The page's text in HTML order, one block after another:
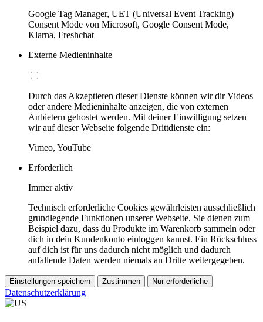
Google Tag Manager, UET (Universal Event Tracking)
Consent Mode von Microsoft, Google Consent Mode,
Klarna, Freshchat
Externe Medieninhalte
Durch das Akzeptieren dieser Dienste können wir dir Videos
oder andere Medieninhalte anzeigen, die von externen
Anbietern gehostet werden. Mit deiner Einwilligung setzen
wir auf dieser Webseite folgende Drittdienste ein:
Vimeo, YouTube
Erforderlich
Immer aktiv
Technisch erforderliche Cookies gewährleisten ausschließlich
grundlegende Funktionen unserer Webseite. Sie dienen zum
Beispiel dazu, dass du Produkte im Warenkorb sammeln oder
dich in dein Kundenkonto einloggen kannst. Ein Rückschluss
auf dich ist für uns dadurch nicht möglich und dadurch
anfallende Daten werden niemals an Dritte weitergegeben.
Einstellungen speichern Zustimmen Nur erforderliche
Datenschutzerklärung